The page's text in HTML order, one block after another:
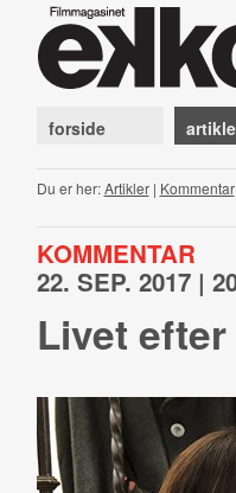
forside
Du er her:Artikler| Kommentar
KOMMENTAR
22. SEP. 2017 |
Livet